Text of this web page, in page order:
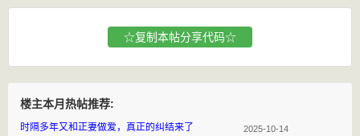
☆复制本帖分享代码☆
楼主本月热帖推荐:
时隔多年又和正妻做爱，真正的纠结来了 2025-10-14